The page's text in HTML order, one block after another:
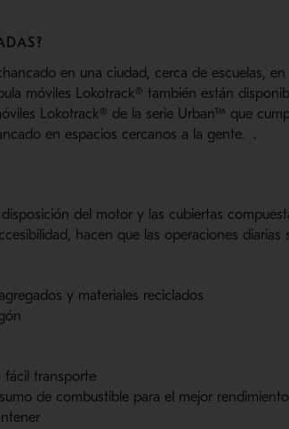
en una ciudad, cerca de escuelas,
móviles Lokotrack® también están
Lokotrack® de la serie Urban™ que
en espacios cercanos a la gente. .
del motor y las cubiertas
hacen que las operaciones diarias
y materiales reciclados
fácil transporte
de combustible para el mejor rendimiento